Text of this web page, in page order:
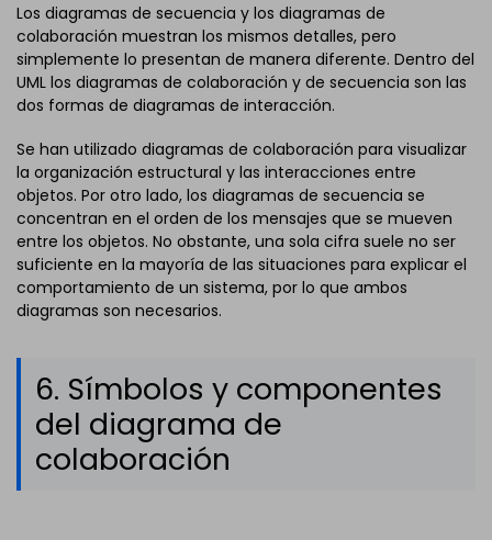
Los diagramas de secuencia y los diagramas de
colaboración muestran los mismos detalles, pero
simplemente lo presentan de manera diferente. Dentro del
UML los diagramas de colaboración y de secuencia son las
dos formas de diagramas de interacción.
Se han utilizado diagramas de colaboración para visualizar
la organización estructural y las interacciones entre
objetos. Por otro lado, los diagramas de secuencia se
concentran en el orden de los mensajes que se mueven
entre los objetos. No obstante, una sola cifra suele no ser
suficiente en la mayoría de las situaciones para explicar el
comportamiento de un sistema, por lo que ambos
diagramas son necesarios.
6. Símbolos y componentes
del diagrama de
colaboración